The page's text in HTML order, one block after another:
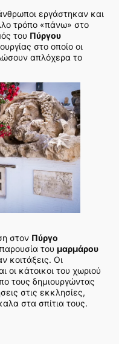
εργάστηκαν και
τρόπο «πάνω» στο
του Πύργου
στο οποίο οι
απλόχερα το
στον Πύργο
του μαρμάρου
κοιτάξεις. Οι
οι κάτοικοι του χωριού
τους δημιουργώντας
στις εκκλησίες,
στα σπίτια τους.